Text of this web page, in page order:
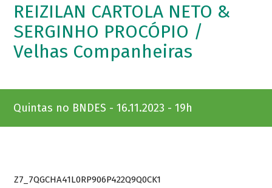
REIZILAN CARTOLA NETO &
SERGINHO PROCÓPIO /
Velhas Companheiras
Quintas no BNDES - 16.11.2023 - 19h
Z7_7QGCHA41L0RP906P422Q9Q0CK1